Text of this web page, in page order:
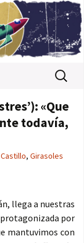
Buscar:
«Que
todavía,
, Girasoles
llega a nuestras
por
mantuvimos con